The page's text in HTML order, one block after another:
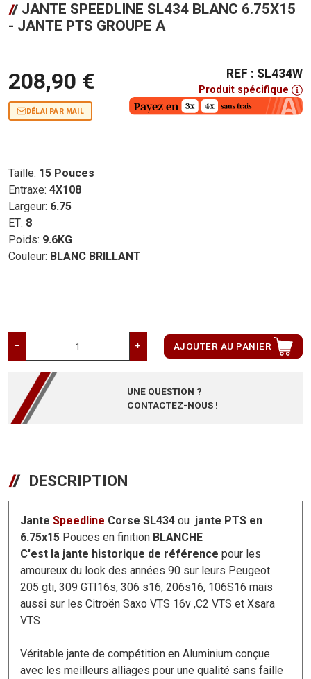
JANTE SPEEDLINE SL434 BLANC 6.75X15
- JANTE PTS GROUPE A
208,90 €
DÉLAI PAR MAIL
REF : SL434W
Produit spécifique
Taille: 15 Pouces
Entraxe: 4X108
Largeur: 6.75
ET: 8
Poids: 9.6KG
Couleur: BLANC BRILLANT
AJOUTER AU PANIER
UNE QUESTION ?
CONTACTEZ-NOUS !
DESCRIPTION
Jante Speedline Corse SL434 ou jante PTS en
6.75x15 Pouces en finition BLANCHE
C'est la jante historique de référence pour les
amoureux du look des années 90 sur leurs Peugeot
205 gti, 309 GTI16s, 306 s16, 206s16, 106S16 mais
aussi sur les Citroën Saxo VTS 16v ,C2 VTS et Xsara
VTS
Véritable jante de compétition en Aluminium conçue
avec les meilleurs alliages pour une qualité sans faille